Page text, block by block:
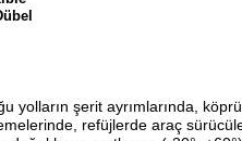
yolların şerit ayrımlarında,
refüjlerde araç